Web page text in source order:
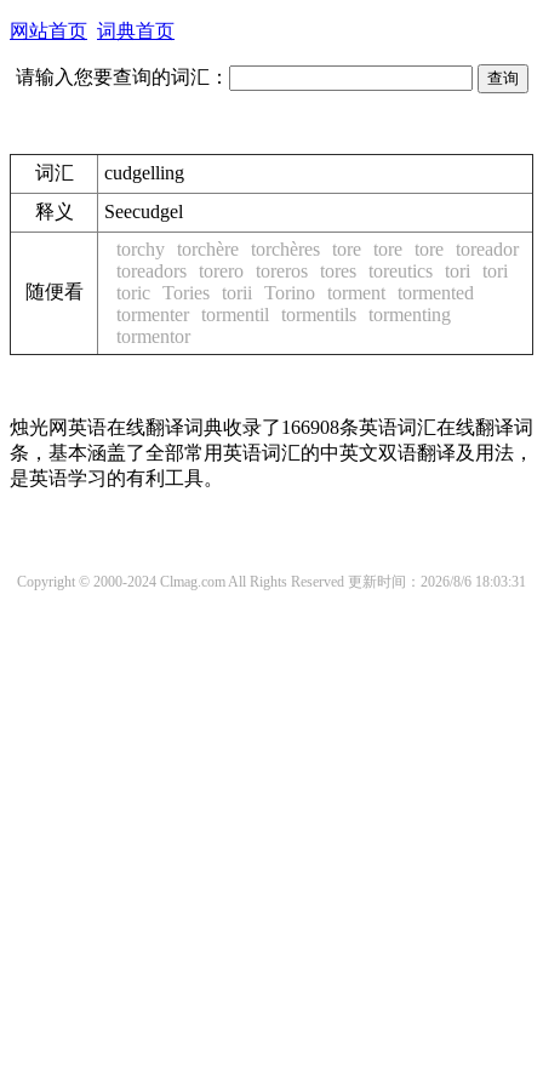
网站首页 词典首页
请输入您要查询的词汇：
词汇
cudgelling
释义
Seecudgel
随便看
torchy torchère torchères tore tore tore toreador
toreadors torero toreros tores toreutics tori
tori
toric Tories torii Torino torment tormented
tormenter tormentil tormentils tormenting
tormentor
烛光网英语在线翻译词典收录了166908条英语词汇在线翻译词
条，基本涵盖了全部常用英语词汇的中英文双语翻译及用法，
是英语学习的有利工具。
Copyright © 2000-2024 Clmag.com All Rights Reserved 更新时间：2026/8/6 18:03:31